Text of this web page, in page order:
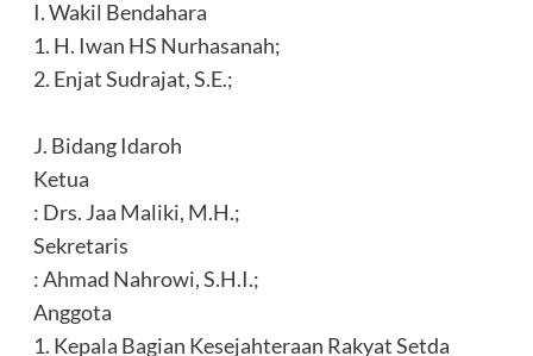
‎I. Wakil Bendahara
‎1. H. Iwan HS Nurhasanah;
‎2. Enjat Sudrajat, S.E.;
‎J. Bidang Idaroh
‎Ketua
‎: Drs. Jaa Maliki, M.H.;
‎Sekretaris
‎: Ahmad Nahrowi, S.H.I.;
‎Anggota
‎1. Kepala Bagian Kesejahteraan Rakyat Setda